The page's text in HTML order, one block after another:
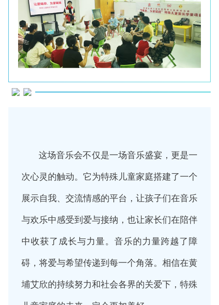
这场音乐会不仅是一场音乐盛宴，更是一
次心灵的触动。它为特殊儿童家庭搭建了一个
展示自我、交流情感的平台，让孩子们在音乐
与欢乐中感受到爱与接纳，也让家长们在陪伴
中收获了成长与力量。音乐的力量跨越了障
碍，将爱与希望传递到每一个角落。相信在黄
埔艾欣的持续努力和社会各界的关爱下，特殊